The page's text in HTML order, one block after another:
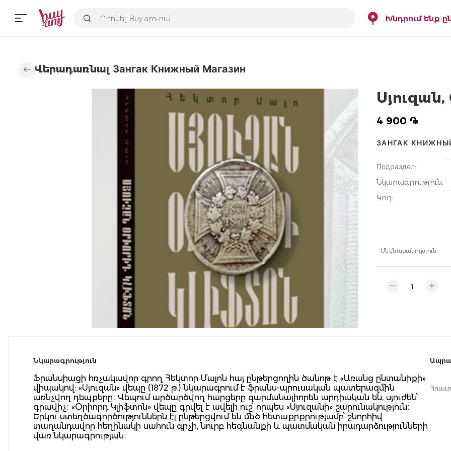
Խնդրում ենք
Վերադառնալ Зангак Книжный Магазин
4 900 ֏
ЗАНГАК
Подраздел:
Նկարագրություն:
Կոդ:
Մեկնաբանություն
Նկարագրություն
Ֆրանսիացի հռչակավոր գրող Հեկտոր Մալոն հայ ընթերցողին ծանոթ է «Առանց ընտանիքի»
վիպակով: «Սյուզան» վեպը (1872 թ.) նկարագրում է ֆրանս-պրուսական պատերազմին
առնչվող դեպքերը։ Վեպում արծարծվող հարցերը զարմանալիորեն արդիական են, սյուժեն՝
գրավիչ։ «Օրիորդ Կլիֆտոն» վեպը գրվել է ավելի ուշ՝ որպես «Սյուզանի» շարունակություն։
Երկու ստեղծագործություններն էլ ընթերցվում են մեծ հետաքրքրությամբ՝ շնորհիվ
տաղանդավոր հեղինակի սահուն գրչի, նուրբ հեգնանքի և պատմական իրադարձությունների
վառ նկարագրության։